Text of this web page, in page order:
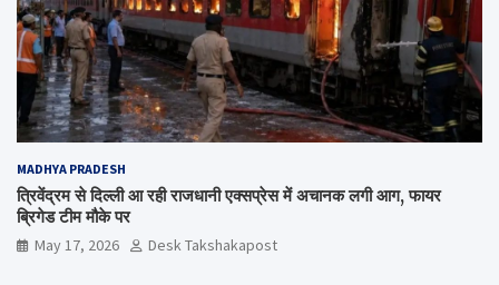
MADHYA PRADESH
त्रिवेंद्रम से दिल्ली आ रही राजधानी एक्सप्रेस में अचानक लगी आग, फायर
ब्रिगेड टीम मौके पर
May 17, 2026 Desk Takshakapost